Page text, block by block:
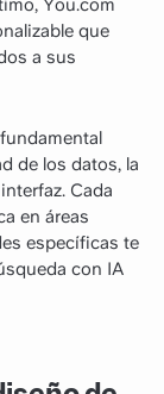
You.com
que
a sus
de los datos, la
Cada
en áreas
específicas te
con IA